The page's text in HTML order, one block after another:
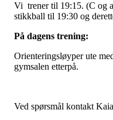
Vi trener til 19:15. (C og
stikkball til 19:30 og
På dagens trening:
Orienteringsløyper ute
gymsalen etterpå.
Ved spørsmål kontakt